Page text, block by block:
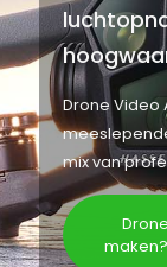
Drone Video
mix van